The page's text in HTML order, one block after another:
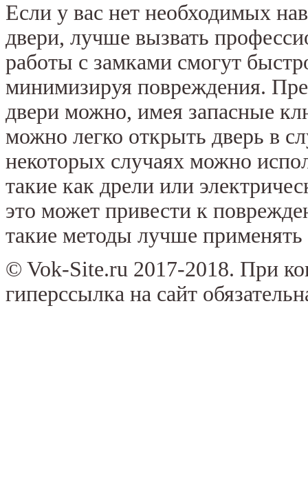
Если у вас нет необходимых
двери, лучше вызвать
работы с замками смогут
минимизируя повреждения.
двери можно, имея запасные
можно легко открыть дверь в
некоторых случаях можно
такие как дрели или
это может привести к
такие методы лучше применять
© Vok-Site.ru 2017-2018. При
гиперссылка на сайт